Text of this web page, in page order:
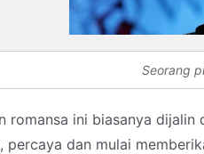
Seorang
romansa ini biasanya
percaya dan mulai